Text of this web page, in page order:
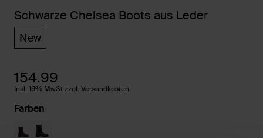
Schwarze Chelsea Boots aus Leder
New
154.99
Inkl. 19% MwSt zzgl. Versandkosten
Farben